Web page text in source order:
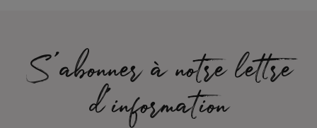
S'abonner à notre lettre
d'information